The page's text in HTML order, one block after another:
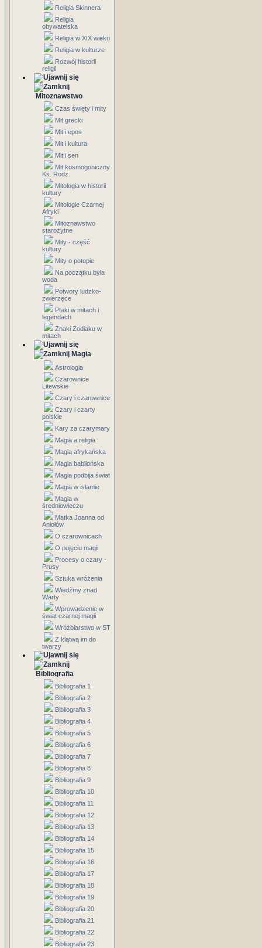
Religia Skinnera
Religia
obywatelska
Religia w XIX wieku
Religia w kulturze
Rozwój historii
religii
Mitoznawstwo
Czas święty i mity
Mit grecki
Mit i epos
Mit i kultura
Mit i sen
Mit kosmogoniczny
Ks. Rodz.
Mitologia w historii
kultury
Mitologie Czarnej
Afryki
Mitoznawstwo
starożytne
Mity - część
kultury
Mity o potopie
Na początku była
woda
Potwory ludzko-
zwierzęce
Ptaki w mitach i
legendach
Znaki Zodiaku w
mitach
Magia
Astrologia
Czarownice
Litewskie
Czary i czarownice
Czary i czarty
polskie
Kary za czarymary
Magia a religia
Magia afrykańska
Magia babilońska
Magia podbija świat
Magia w islamie
Magia w
średniowieczu
Matka Joanna od
Aniołów
O czarownicach
O pojęciu magii
Procesy o czary -
Prusy
Sztuka wróżenia
Wiedźmy znad
Warty
Wprowadzenie w
świat czarnej magii
Wróżbiarstwo w ST
Z klątwą im do
twarzy
Bibliografia
Bibliografia 1
Bibliografia 2
Bibliografia 3
Bibliografia 4
Bibliografia 5
Bibliografia 6
Bibliografia 7
Bibliografia 8
Bibliografia 9
Bibliografia 10
Bibliografia 11
Bibliografia 12
Bibliografia 13
Bibliografia 14
Bibliografia 15
Bibliografia 16
Bibliografia 17
Bibliografia 18
Bibliografia 19
Bibliografia 20
Bibliografia 21
Bibliografia 22
Bibliografia 23